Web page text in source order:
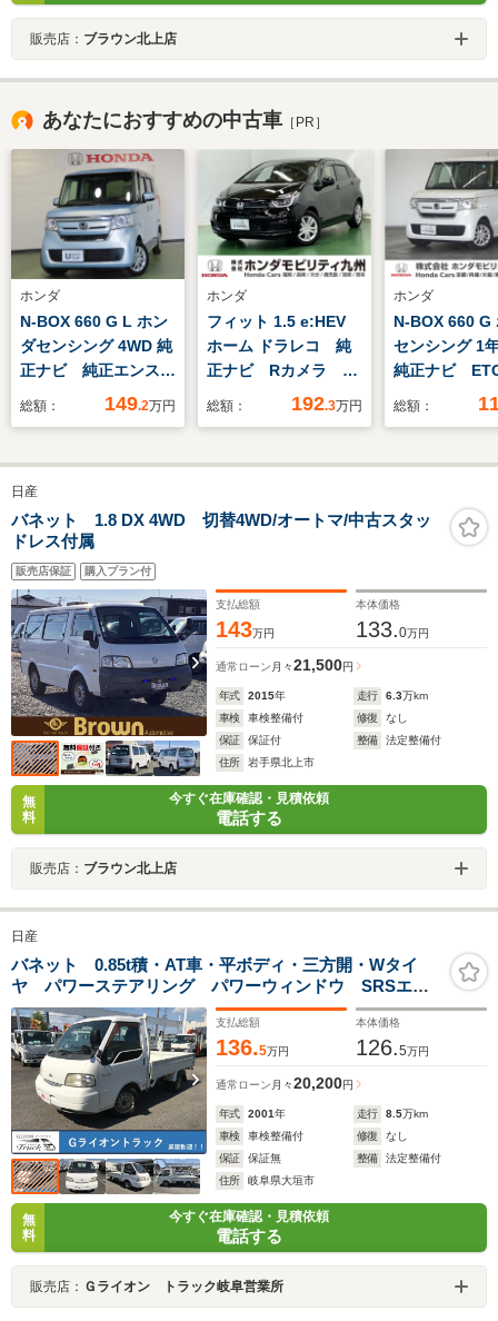
販売店： ブラウン北上店
あなたにおすすめの中古車 ［PR］
ホンダ
N-BOX 660 G L ホン
ダセンシング 4WD 純
正ナビ 純正エンス
タ 純正前後ドラレ
ー 夏冬タイヤSET
ETC
総額： 149.2万円
ホンダ
フィット 1.5 e:HEV
ホーム ドラレコ 純
正ナビ Rカメラ ブ
ルートゥース
総額： 192.3万円
ホンダ
N-BOX 660 G
センシング
純正ナビ
クカメラ ア
USB TV オ
ライト スマ
(2個) 横滑り
総額：
日産
バネット 1.8 DX 4WD 切替4WD/オートマ/中古スタッ
ドレス付属
販売店保証 購入プラン付
支払総額
143万円
本体価格
133.0万円
通常ローン 月々21,500円
年式 2015年 走行 6.3万km
車検
車検整備付 修復
なし
保証
保証付 整備
法定整備付
住所
岩手県北上市
無
料
今すぐ在庫確認・見積依頼
電話する
販売店： ブラウン北上店
日産
バネット 0.85t積・AT車・平ボディ・三方開・Wタイ
ヤ パワーステアリング パワーウィンドウ SRSエア
バッグ Wタイヤ 三方開 荷台内寸 L2476 W1601 H340
支払総額
136.5万円
本体価格
126.5万円
通常ローン 月々20,200円
年式 2001年 走行 8.5万km
車検
車検整備付 修復
なし
保証
保証無 整備
法定整備付
住所
岐阜県大垣市
無
料
今すぐ在庫確認・見積依頼
電話する
販売店： Ｇライオン トラック岐阜営業所